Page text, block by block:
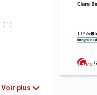
1
Voir plus